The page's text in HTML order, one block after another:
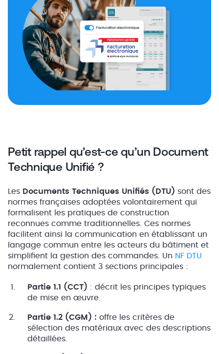
Petit rappel qu’est-ce qu’un Document
Technique Unifié ?
Les Documents Techniques Unifiés (DTU) sont des
normes françaises adoptées volontairement qui
formalisent les pratiques de construction
reconnues comme traditionnelles. Ces normes
facilitent ainsi la communication en établissant un
langage commun entre les acteurs du bâtiment et
simplifient la gestion des commandes. Un NF DTU
normalement contient 3 sections principales :
Partie 1.1 (CCT) : décrit les principes typiques
de mise en œuvre.
Partie 1.2 (CGM) : offre les critères de
sélection des matériaux avec des descriptions
détaillées.